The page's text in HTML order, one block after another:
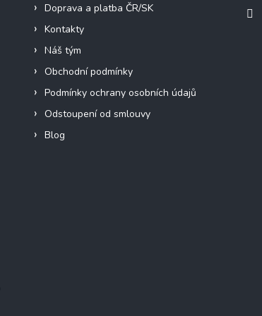
Doprava a platba ČR/SK
Kontakty
Náš tým
Obchodní podmínky
Podmínky ochrany osobních údajů
Odstoupení od smlouvy
Blog